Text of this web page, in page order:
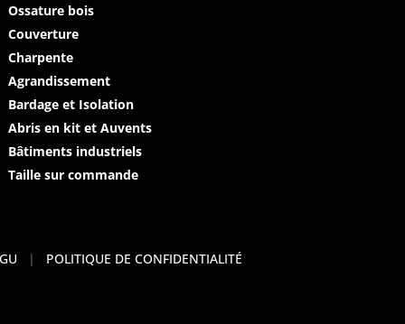
Ossature bois
Couverture
Charpente
Agrandissement
Bardage et Isolation
Abris en kit et Auvents
Bâtiments industriels
Taille sur commande
| POLITIQUE DE CONFIDENTIALITÉ